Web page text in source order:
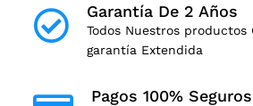
Garantía De 2 Años
Todos Nuestros productos
garantía Extendida
Pagos 100% Seguros